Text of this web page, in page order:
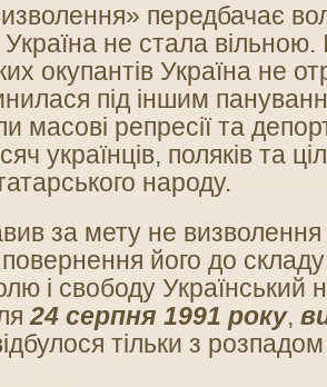
передбачає
не стала вільною.
окупантів Україна не
під іншим
масові репресії та
українців, поляків та
народу.
за мету не визволення
його до
і свободу
24 серпня 1991 року,
тільки з